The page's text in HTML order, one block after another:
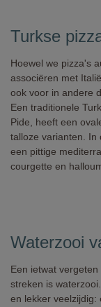
Turkse
Hoewel we pizza's
associëren met
ook voor in andere
Een traditionele
Pide, heeft een
talloze varianten. In
een pittige
courgette en
Waterzooi
Een ietwat
streken is
en lekker veelzijdig: